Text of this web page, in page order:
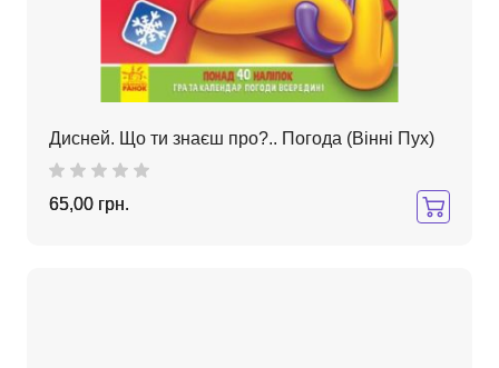
Дисней. Що ти знаєш про?.. Погода (Вінні Пух)
65,00 грн.